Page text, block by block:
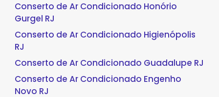
Conserto de Ar Condicionado Honório
Gurgel RJ
Conserto de Ar Condicionado Higienópolis
RJ
Conserto de Ar Condicionado Guadalupe RJ
Conserto de Ar Condicionado Engenho
Novo RJ